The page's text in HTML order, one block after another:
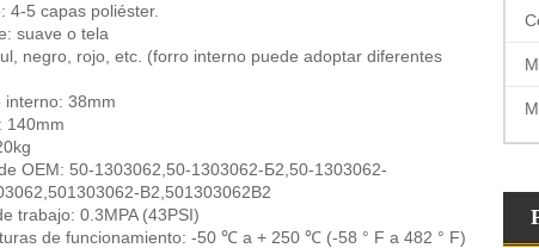
4-5 capas poliéster.
suave o tela
negro, rojo, etc. (forro interno puede adoptar diferentes
interno: 38mm
140mm
OEM: 50-1303062,50-1303062-Б2,50-1303062-
B2,501303062B2
trabajo: 0.3MPA (43PSI)
de funcionamiento: -50 ℃ a + 250 ℃ (-58 ° F a 482 ° F)